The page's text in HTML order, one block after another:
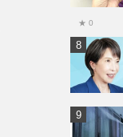
★ 0